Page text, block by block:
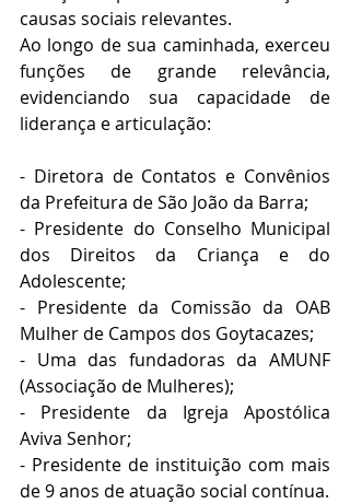
causas sociais relevantes.
Ao longo de sua caminhada, exerceu
funções de grande relevância,
evidenciando sua capacidade de
liderança e articulação:
- Diretora de Contatos e Convênios
da Prefeitura de São João da Barra;
- Presidente do Conselho Municipal
dos Direitos da Criança e do
Adolescente;
- Presidente da Comissão da OAB
Mulher de Campos dos Goytacazes;
- Uma das fundadoras da AMUNF
(Associação de Mulheres);
- Presidente da Igreja Apostólica
Aviva Senhor;
- Presidente de instituição com mais
de 9 anos de atuação social contínua.